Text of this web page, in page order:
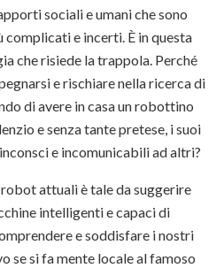
sociali e umani che sono
complicati e incerti. È in questa
che risiede la trappola. Perché
e rischiare nella ricerca di
di avere in casa un robottino
e senza tante pretese, i suoi
e incomunicabili ad altri?
attuali è tale da suggerire
intelligenti e capaci di
e soddisfare i nostri
se si fa mente locale al famoso